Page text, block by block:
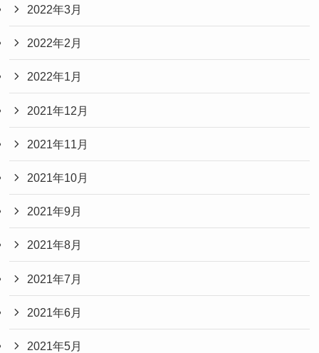
2022年3月
2022年2月
2022年1月
2021年12月
2021年11月
2021年10月
2021年9月
2021年8月
2021年7月
2021年6月
2021年5月